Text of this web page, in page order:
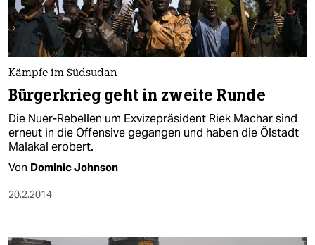
Kämpfe im Südsudan
Bürgerkrieg geht in zweite Runde
Die Nuer-Rebellen um Exvizepräsident Riek Machar sind
erneut in die Offensive gegangen und haben die Ölstadt
Malakal erobert.
Von Dominic Johnson
20.2.2014